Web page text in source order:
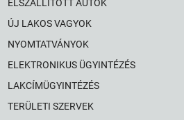
ELSZÁLLÍTOTT AUTÓK
ÚJ LAKOS VAGYOK
NYOMTATVÁNYOK
ELEKTRONIKUS ÜGYINTÉZÉS
LAKCÍMÜGYINTÉZÉS
TERÜLETI SZERVEK